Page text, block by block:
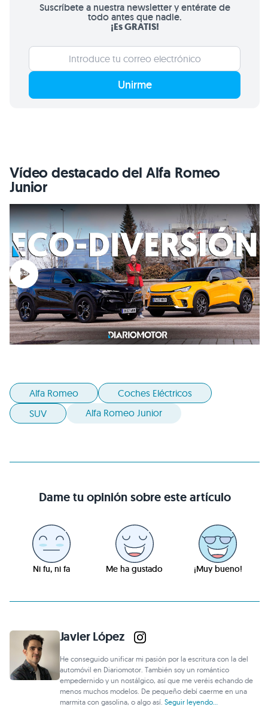
Suscríbete a nuestra newsletter y entérate de
todo antes que nadie.
¡Es GRATIS!
Unirme
Vídeo destacado del Alfa Romeo
Junior
Alfa Romeo
Coches Eléctricos
SUV
Alfa Romeo Junior
Dame tu opinión sobre este artículo
Ni fu, ni fa Me ha gustado ¡Muy bueno!
Javier López
He conseguido unificar mi pasión por la escritura con la del
automóvil en Diariomotor. También soy un romántico
empedernido y un nostálgico, así que me veréis echando de
menos muchos modelos. De pequeño debí caerme en una
marmita con gasolina, o algo así. Seguir leyendo...